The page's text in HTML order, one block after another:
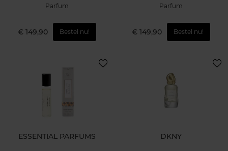
Parfum
€ 149,90 Bestel nu!
Parfum
€ 149,90 Bestel nu!
ESSENTIAL PARFUMS DKNY